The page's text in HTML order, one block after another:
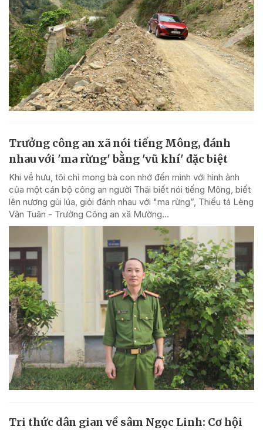
Trưởng công an xã nói tiếng Mông, đánh
nhau với 'ma rừng' bằng 'vũ khí' đặc biệt
Khi về hưu, tôi chỉ mong bà con nhớ đến mình với hình ảnh
của một cán bộ công an người Thái biết nói tiếng Mông, biết
lên nương gùi lúa, giỏi đánh nhau với "ma rừng”, Thiếu tá Lèng
Văn Tuân - Trưởng Công an xã Mường...
Tri thức dân gian về sâm Ngọc Linh: Cơ hội